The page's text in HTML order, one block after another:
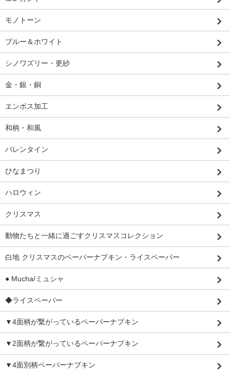
モノトーン
ブルー＆ホワイト
シノワズリー・更紗
金・銀・銅
エンボス加工
和柄・和風
バレンタイン
ひなまつり
ハロウィン
クリスマス
動物たちと一緒に過ごすクリスマスコレクション
白地 クリスマスのペーパーナプキン・ライスペーパー
● Mucha/ミュシャ
◆ライスペーパー
▼4面柄が繋がっているペーパーナプキン
▼2面柄が繋がっているペーパーナプキン
▼4面別柄ペーパーナプキン